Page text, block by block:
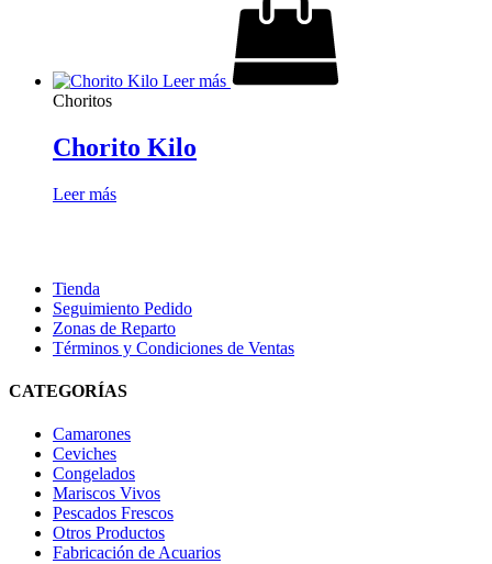
Leer más
Choritos
Chorito Kilo
Leer más
Tienda
Seguimiento Pedido
Zonas de Reparto
Términos y Condiciones de Ventas
CATEGORÍAS
Camarones
Ceviches
Congelados
Mariscos Vivos
Pescados Frescos
Otros Productos
Fabricación de Acuarios